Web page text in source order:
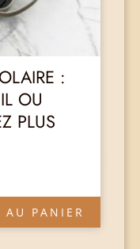
:
OU
PLUS
AU PANIER